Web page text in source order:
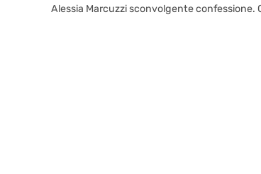
Alessia Marcuzzi sconvolgente confessione.